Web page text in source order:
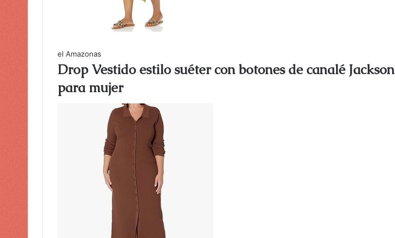
el Amazonas
Drop Vestido estilo suéter con botones de canalé Jackson
para mujer